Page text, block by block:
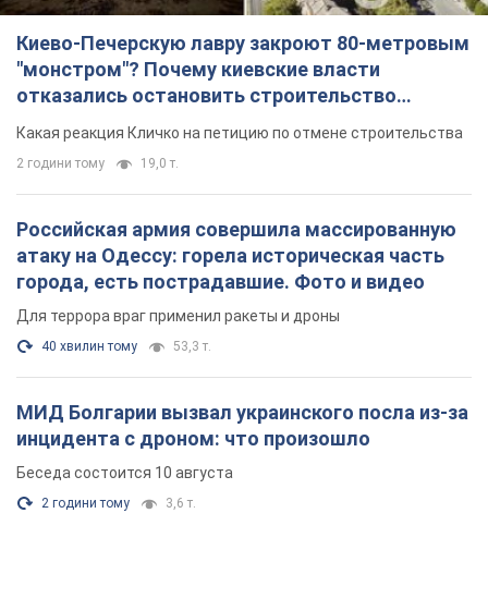
Киево-Печерскую лавру закроют 80-метровым
"монстром"? Почему киевские власти
отказались остановить строительство
небоскреба "московского верующего"
Какая реакция Кличко на петицию по отмене строительства
2 години тому 19,0 т.
Российская армия совершила массированную
атаку на Одессу: горела историческая часть
города, есть пострадавшие. Фото и видео
Для террора враг применил ракеты и дроны
40 хвилин тому 53,3 т.
МИД Болгарии вызвал украинского посла из-за
инцидента с дроном: что произошло
Беседа состоится 10 августа
2 години тому 3,6 т.